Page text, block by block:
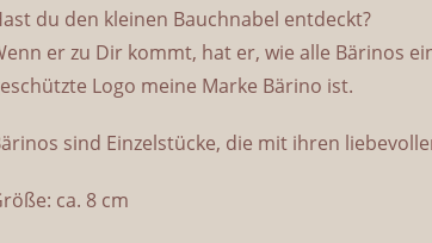
du den kleinen Bauchnabel entdeckt?
er zu Dir kommt, hat er, wie alle Bärinos
Logo meine Marke Bärino ist.
sind Einzelstücke, die mit ihren
ca. 8 cm